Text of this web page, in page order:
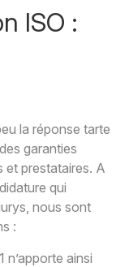
ISO :
la réponse tarte
garanties
et prestataires. A
qui
nous sont
:
ainsi